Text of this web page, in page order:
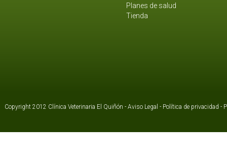
Planes de salud
Tienda
Copyright 2012 Clínica Veterinaria El Quiñón - Aviso Legal - Política de privacidad -